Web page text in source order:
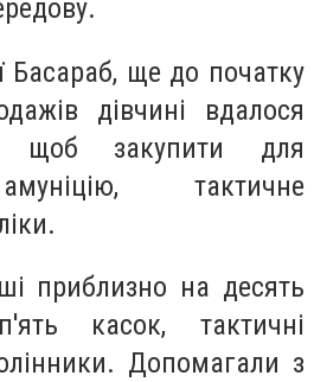
Басараб, ще до початку
дівчині вдалося
щоб закупити для
тактичне
приблизно на десять
касок, тактичні
Допомагали з